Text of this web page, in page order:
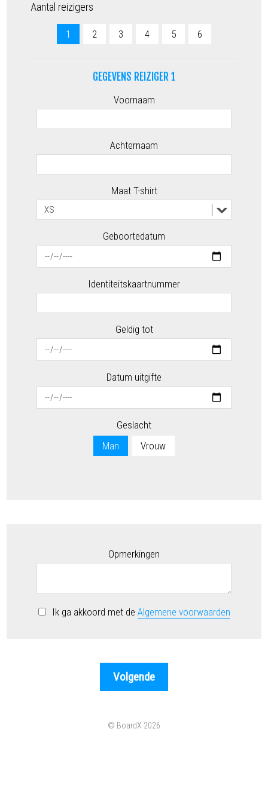
Aantal reizigers
1 2 3 4 5 6
GEGEVENS REIZIGER 1
Voornaam
Achternaam
Maat T-shirt
Geboortedatum
Identiteitskaartnummer
Geldig tot
Datum uitgifte
Geslacht
Man
Vrouw
Opmerkingen
Ik ga akkoord met de Algemene voorwaarden
© BoardX 2026